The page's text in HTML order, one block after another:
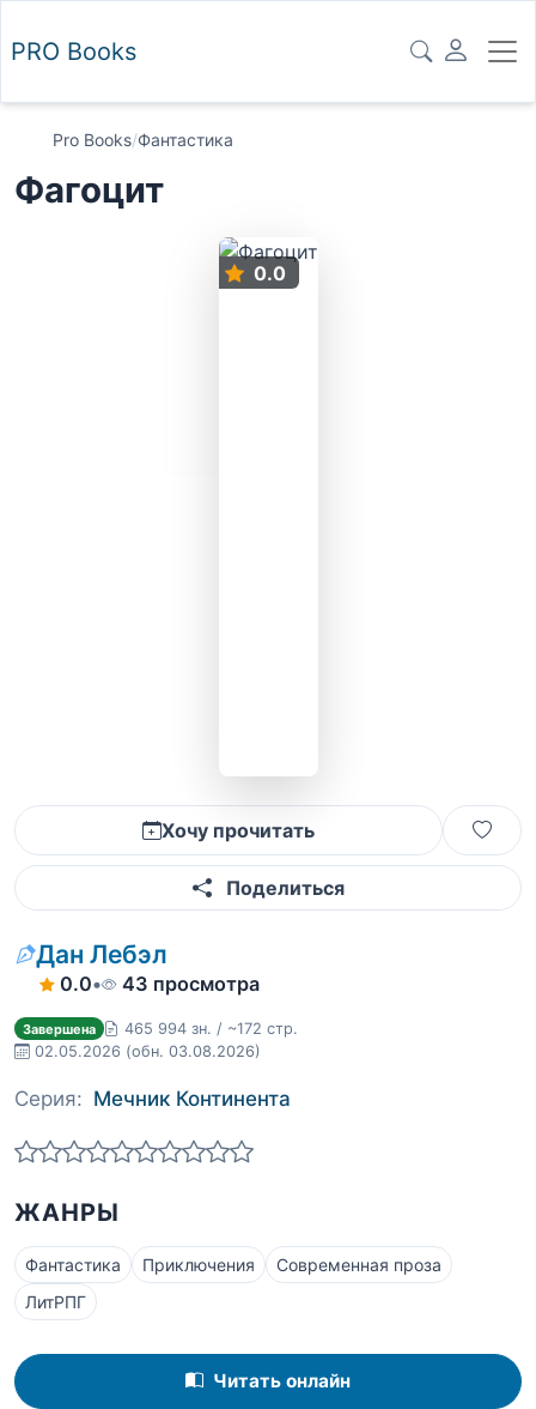
PRO Books
Pro Books/Фантастика
Фагоцит
0.0
Хочу прочитать
Поделиться
Дан Лебэл
0.0• 43 просмотра
Завершена
465 994 зн. / ~172 стр.
02.05.2026 (обн. 03.08.2026)
Серия: Мечник Континента
ЖАНРЫ
Фантастика Приключения
Современная проза
ЛитРПГ
Читать онлайн